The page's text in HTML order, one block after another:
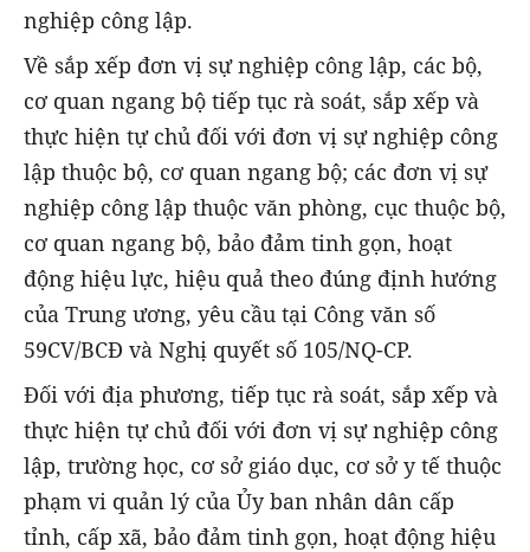
nghiệp công lập.
Về sắp xếp đơn vị sự nghiệp công lập, các bộ,
cơ quan ngang bộ tiếp tục rà soát, sắp xếp và
thực hiện tự chủ đối với đơn vị sự nghiệp công
lập thuộc bộ, cơ quan ngang bộ; các đơn vị sự
nghiệp công lập thuộc văn phòng, cục thuộc bộ,
cơ quan ngang bộ, bảo đảm tinh gọn, hoạt
động hiệu lực, hiệu quả theo đúng định hướng
của Trung ương, yêu cầu tại Công văn số
59CV/BCĐ và Nghị quyết số 105/NQ-CP.
Đối với địa phương, tiếp tục rà soát, sắp xếp và
thực hiện tự chủ đối với đơn vị sự nghiệp công
lập, trường học, cơ sở giáo dục, cơ sở y tế thuộc
phạm vi quản lý của Ủy ban nhân dân cấp
tỉnh, cấp xã, bảo đảm tinh gọn, hoạt động hiệu